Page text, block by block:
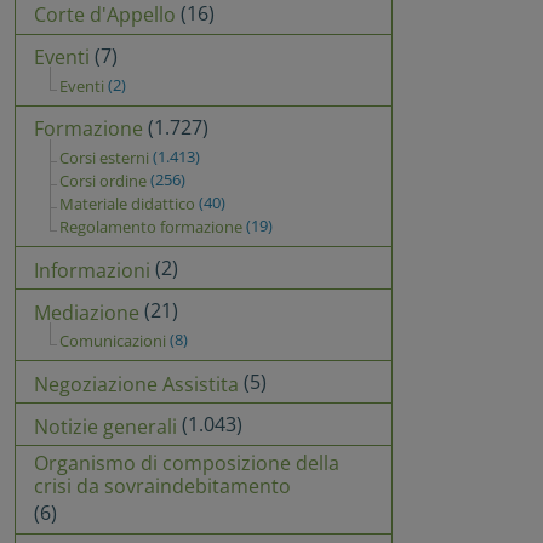
Corte d'Appello (16)
Eventi (7)
Eventi (2)
Formazione (1.727)
Corsi esterni (1.413)
Corsi ordine(256)
Materiale didattico (40)
Regolamento formazione(19)
Informazioni (2)
Mediazione (21)
Comunicazioni (8)
Negoziazione Assistita (5)
Notizie generali (1.043)
Organismo di composizione della
crisi da sovraindebitamento
(6)